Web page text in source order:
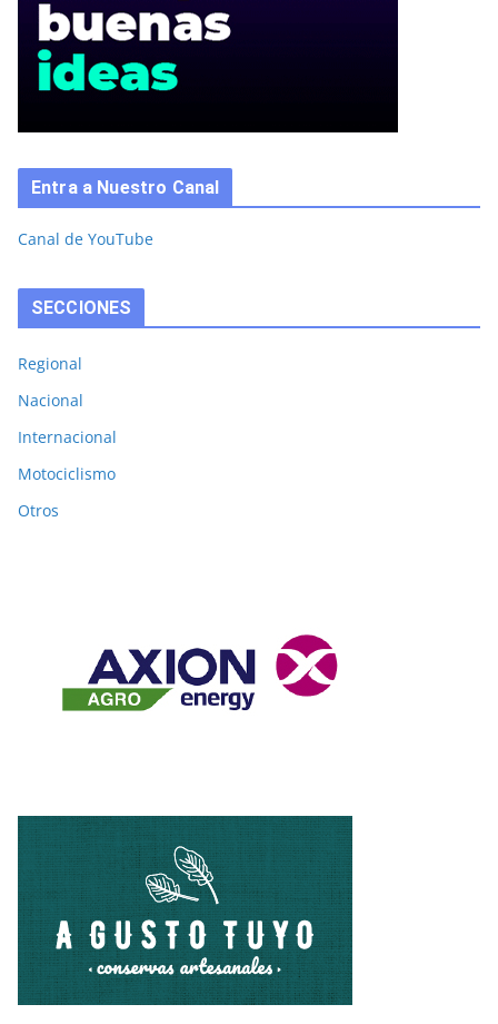
Entra a Nuestro Canal
Canal de YouTube
SECCIONES
Regional
Nacional
Internacional
Motociclismo
Otros